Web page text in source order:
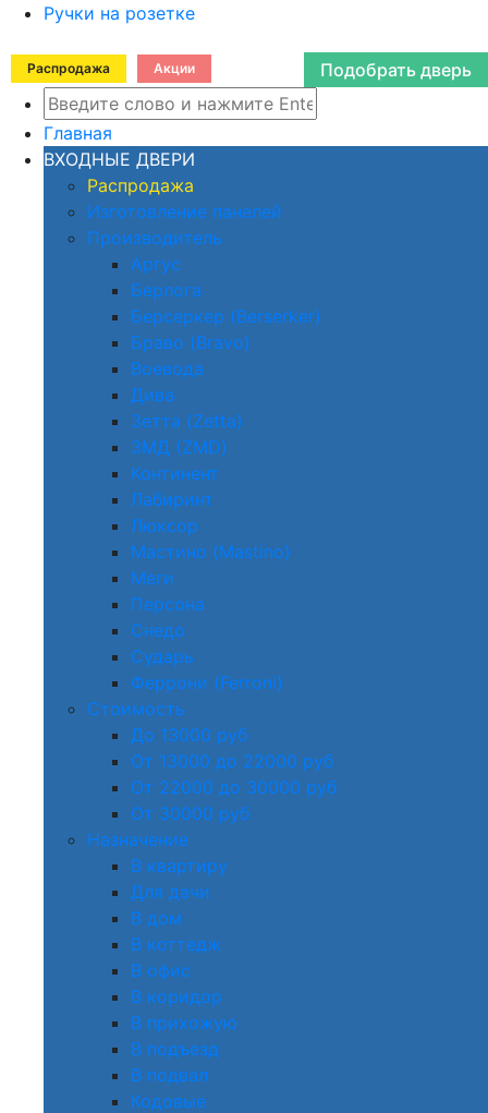
Ручки на розетке
Распродажа Акции Подобрать дверь
Главная
ВХОДНЫЕ ДВЕРИ
Распродажа
Изготовление панелей
Производитель
Аргус
Берлога
Берсеркер (Berserker)
Браво (Bravo)
Воевода
Дива
Зетта (Zetta)
ЗМД (ZMD)
Континент
Лабиринт
Люксор
Мастино (Mastino)
Меги
Персона
Снедо
Сударь
Феррони (Ferroni)
Стоимость
До 13000 руб
От 13000 до 22000 руб
От 22000 до 30000 руб
От 30000 руб
Назначение
В квартиру
Для дачи
В дом
В коттедж
В офис
В коридор
В прихожую
В подъезд
В подвал
Кодовые